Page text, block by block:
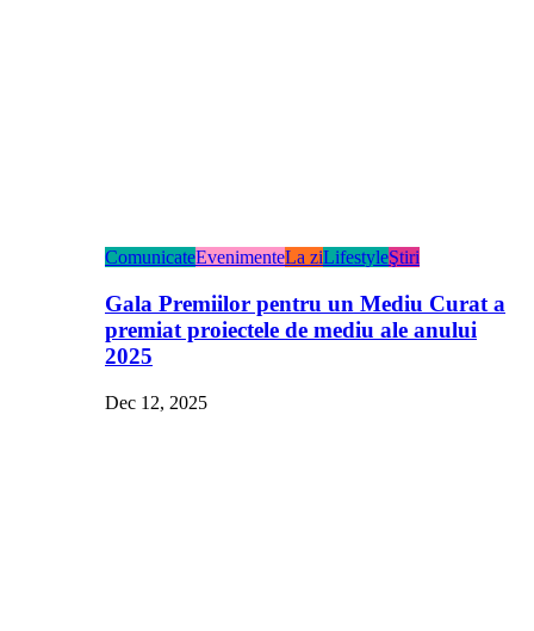
ComunicateEvenimenteLa ziLifestyleŞtiri
Gala Premiilor pentru un Mediu Curat a
premiat proiectele de mediu ale anului
2025
Dec 12, 2025